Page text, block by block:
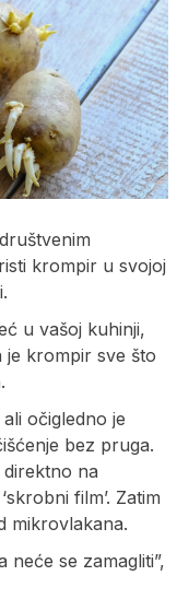
krompir u svojoj
u vašoj kuhinji,
je krompir sve što
očigledno je
bez pruga.
na
film’. Zatim
mikrovlakana.
neće se zamagliti”,